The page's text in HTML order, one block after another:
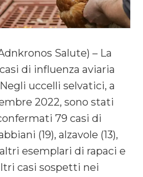
Salute) – La
di influenza aviaria
uccelli selvatici, a
2022, sono stati
79 casi di
(19), alzavole (13),
esemplari di rapaci e
casi sospetti nei